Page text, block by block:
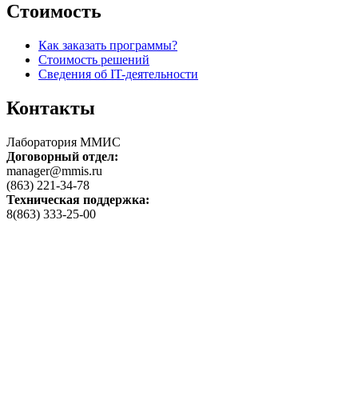
Стоимость
Как заказать программы?
Стоимость решений
Сведения об IT-деятельности
Контакты
Лаборатория ММИС
Договорный отдел:
manager@mmis.ru
(863) 221-34-78
Техническая поддержка:
8(863) 333-25-00